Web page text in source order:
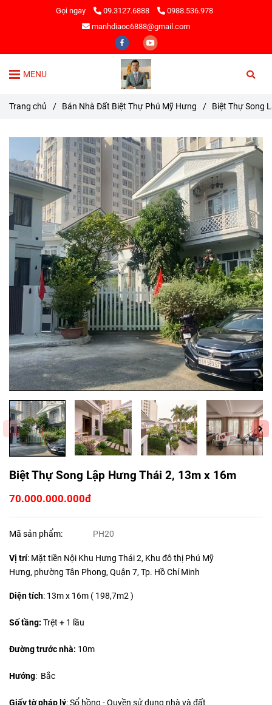
Gọi ngay 09.3127.6888
0988.536.978
manhdiaoc6888@gmail.com
MENU
Trang chủ / Bán Nhà Đất Biệt Thự Phú Mỹ Hưng / Biệt Thự Song
Biệt Thự Song Lập Hưng Thái 2, 13m x 16m
70.000.000.000đ
Mã sản phẩm: PH20
Vị trí: Mặt tiền Nội Khu Hưng Thái 2, Khu đô thị Phú Mỹ
Hưng, phường Tân Phong, Quận 7, Tp. Hồ Chí Minh
Diện tích: 13m x 16m ( 198,7m2 )
Số tầng: Trệt + 1 lầu
Đường trước nhà: 10m
Hướng: Bắc